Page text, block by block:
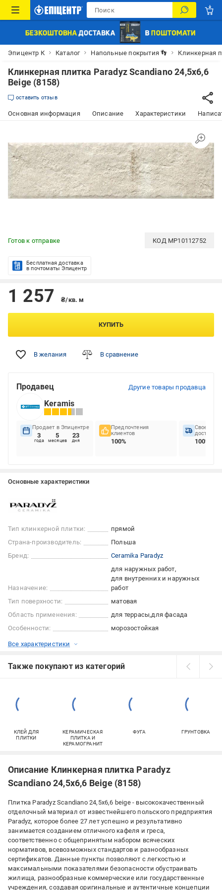
Эпицентр К Каталог Напольные покрытия 👣 Клинкерная
Клинкерная плитка Paradyz Scandiano 24,5x6,6
Beige (8158)
оставить отзыв
Основная информация Описание Характеристики
Готов к отправке КОД MP10112752
Бесплатная доставка
в почтоматы Эпицентр
1 257 ₴/кв. м
КУПИТЬ
В желания В сравнение
Продавец Другие товары продавца
Keramis
Продает в Эпицентре
3
года
5
месяцев
23
дня
Предпочтения
клиентов
100%
доставок
100%
Основные характеристики
Тип клинкерной плитки:
прямой
Страна-производитель:
Польша
Бренд:
Ceramika Paradyz
Назначение:
для наружных работ
для внутренних и наружных
работ
Тип поверхности:
матовая
Область применения:
для террасы для фасада
Особенности:
морозостойкая
Все характеристики
Также покупают из категорий
КЛЕЙ ДЛЯ
ПЛИТКИ
КЕРАМИЧЕСКАЯ
ПЛИТКА И
КЕРАМОГРАНИТ
ФУГА ГРУНТОВКА
Описание Клинкерная плитка Paradyz
Scandiano 24,5x6,6 Beige (8158)
Плитка Paradyz Scandiano 24,5x6,6 beige - высококачественный
отделочный материал от известнейшего польского предприятия
Paradyz, которое более 27 лет успешно и результативно
занимается созданием отличного кафеля и греса,
соответственно с общепринятым набором всяческих
нормативов, всевозможных стандартов и разнообразных
сертификатов. Данные пункты позволяют с легкостью и
максимальными показателями безопасности обустраивать
жилища, разнообразные коммерческие или государственные
учреждения, создавая оригинальные и аутентичные концепции